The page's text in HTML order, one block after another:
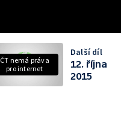
ČT nemá práva
pro internet
Další díl
12. října
2015